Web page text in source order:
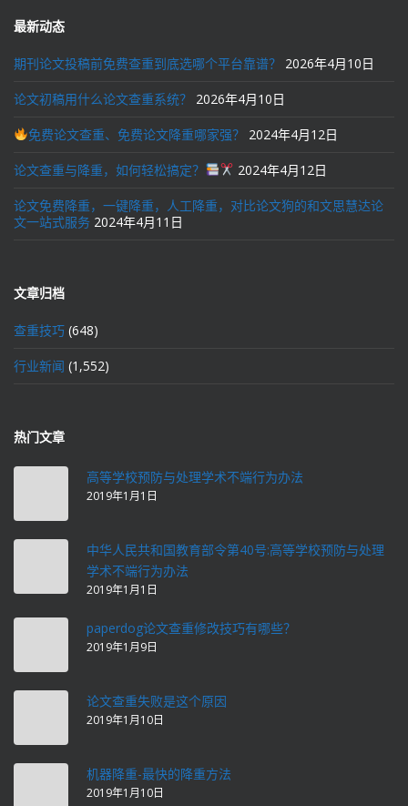
最新动态
期刊论文投稿前免费查重到底选哪个平台靠谱？ 2026年4月10日
论文初稿用什么论文查重系统？ 2026年4月10日
免费论文查重、免费论文降重哪家强？ 2024年4月12日
论文查重与降重，如何轻松搞定？ 2024年4月12日
论文免费降重，一键降重，人工降重，对比论文狗的和文思慧达论
文一站式服务 2024年4月11日
文章归档
查重技巧 (648)
行业新闻 (1,552)
热门文章
高等学校预防与处理学术不端行为办法
2019年1月1日
中华人民共和国教育部令第40号:高等学校预防与处理
学术不端行为办法
2019年1月1日
paperdog论文查重修改技巧有哪些？
2019年1月9日
论文查重失败是这个原因
2019年1月10日
机器降重-最快的降重方法
2019年1月10日